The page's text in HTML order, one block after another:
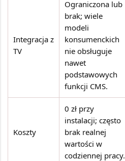
Integracja z
TV
Ograniczona lub
brak; wiele
modeli
konsumenckich
nie obsługuje
nawet
podstawowych
funkcji CMS.
Koszty
0 zł przy
instalacji; często
brak realnej
wartości w
codziennej pracy.